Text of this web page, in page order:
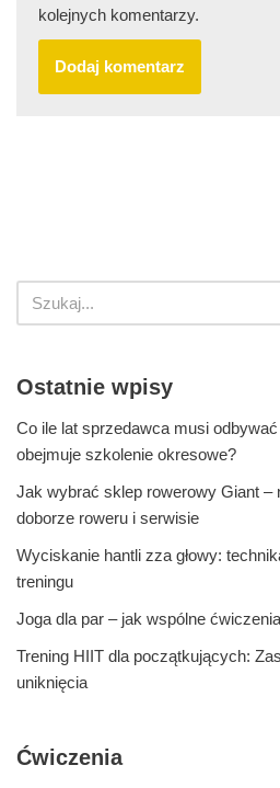
kolejnych komentarzy.
Ostatnie wpisy
Co ile lat sprzedawca musi
obejmuje szkolenie okresowe?
Jak wybrać sklep rowerowy Giant –
doborze roweru i serwisie
Wyciskanie hantli zza głowy:
treningu
Joga dla par – jak wspólne
Trening HIIT dla początkujących:
uniknięcia
Ćwiczenia